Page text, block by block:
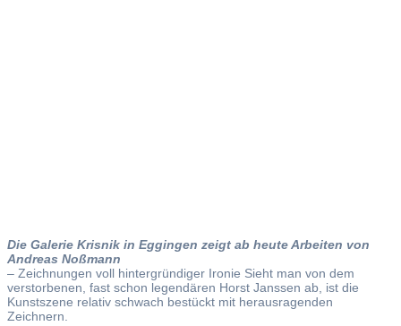
Die Galerie Krisnik in Eggingen zeigt ab heute Arbeiten von
Andreas Noßmann
– Zeichnungen voll hintergründiger Ironie Sieht man von dem
verstorbenen, fast schon legendären Horst Janssen ab, ist die
Kunstszene relativ schwach bestückt mit herausragenden
Zeichnern.